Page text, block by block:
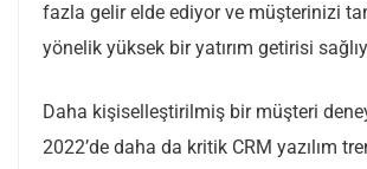
fazla gelir elde ediyor ve müşterinizi
yönelik yüksek bir yatırım getirisi
Daha kişiselleştirilmiş bir müşteri
2022’de daha da kritik CRM yazılım